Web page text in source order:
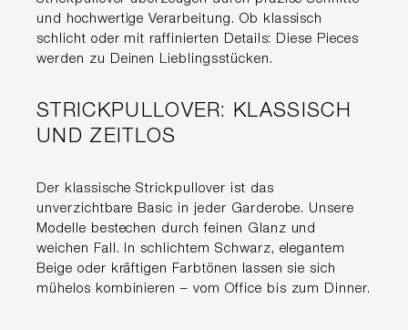
und hochwertige Verarbeitung. Ob klassisch
schlicht oder mit raffinierten Details: Diese Pieces
werden zu Deinen Lieblingsstücken.
STRICKPULLOVER: KLASSISCH
UND ZEITLOS
Der klassische Strickpullover ist das
unverzichtbare Basic in jeder Garderobe. Unsere
Modelle bestechen durch feinen Glanz und
weichen Fall. In schlichtem Schwarz, elegantem
Beige oder kräftigen Farbtönen lassen sie sich
mühelos kombinieren – vom Office bis zum Dinner.